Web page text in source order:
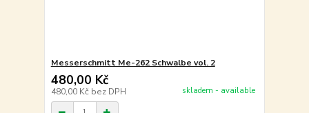
Messerschmitt Me-262 Schwalbe vol. 2
480,00 Kč
480,00 Kč bez DPH skladem - available